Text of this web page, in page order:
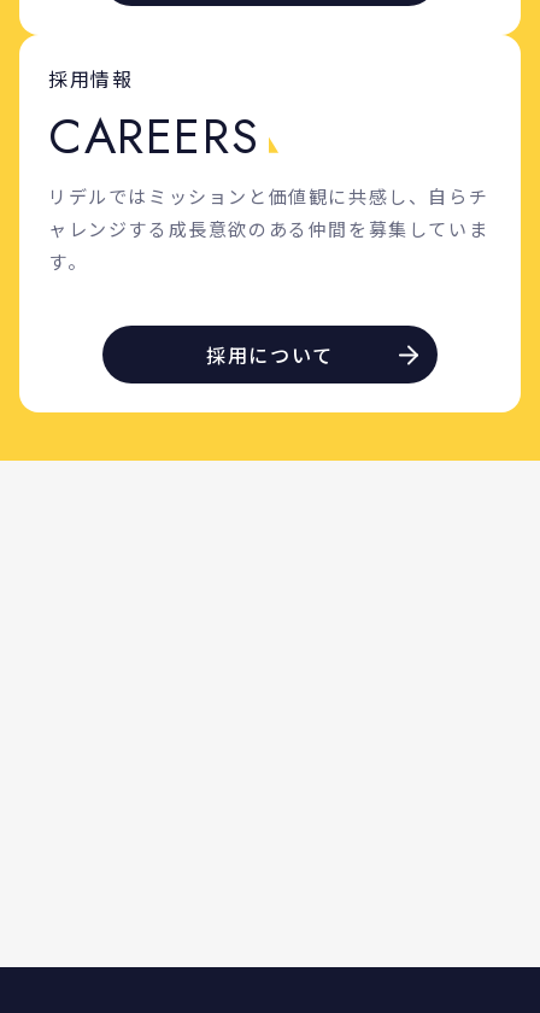
採用情報
CAREERS
リデルではミッションと価値観に共感し、自らチ
ャレンジする成長意欲のある仲間を募集していま
す。
採用について